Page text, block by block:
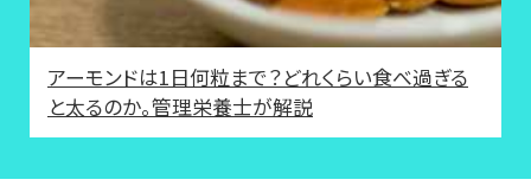
アーモンドは1日何粒まで？どれくらい食べ過ぎる
と太るのか。管理栄養士が解説